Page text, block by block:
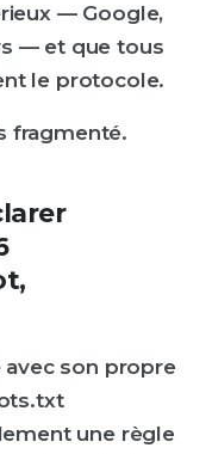
— Google,
— et que tous
le protocole.
fragmenté.
avec son propre
une règle